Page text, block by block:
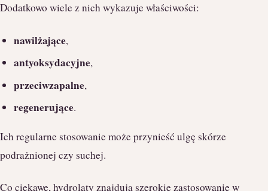
Dodatkowo wiele z nich wykazuje właściwości:
nawilżające,
antyoksydacyjne,
przeciwzapalne,
regenerujące.
Ich regularne stosowanie może przynieść ulgę skórze
podrażnionej czy suchej.
Co ciekawe, hydrolaty znajdują szerokie zastosowanie w